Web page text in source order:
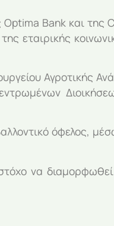
Bank και της
εταιρικής
Αγροτικής
όφελος,
να